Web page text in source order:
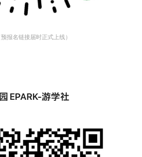
预报名链接届时正式上线）